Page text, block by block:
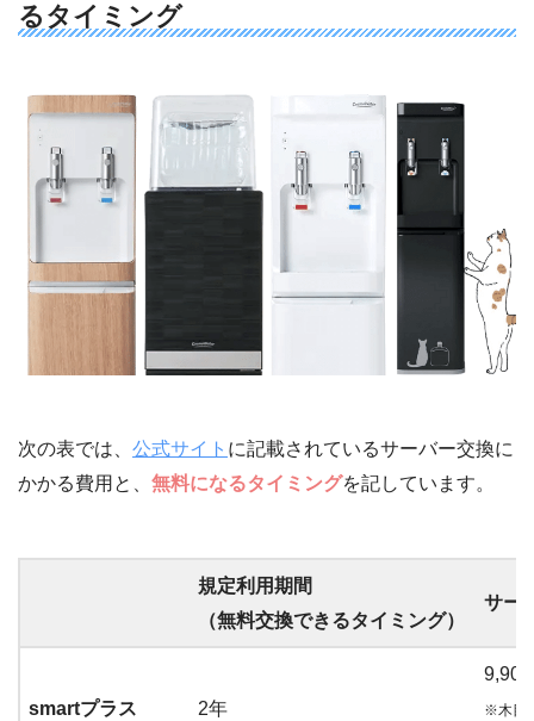
るタイミング
次の表では、 公式サイト に記載されているサーバー交換に
かかる費用と、 無料になるタイミングを記しています。
規定利用期間
（無料交換できるタイミング）
サー
smartプラス 2年 ※木目